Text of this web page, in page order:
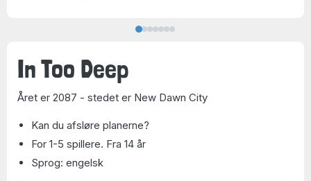
In Too Deep
Året er 2087 - stedet er New Dawn City
Kan du afsløre planerne?
For 1-5 spillere. Fra 14 år
Sprog: engelsk